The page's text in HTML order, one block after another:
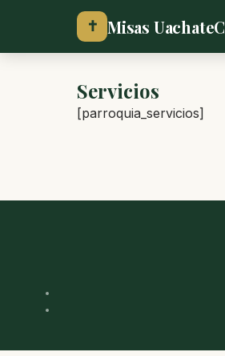
✝ Misas UachateC
Servicios
[parroquia_servicios]